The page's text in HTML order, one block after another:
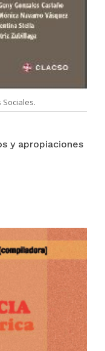
Sociales.
y apropiaciones